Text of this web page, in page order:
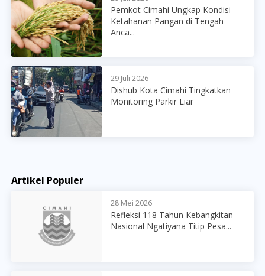
Pemkot Cimahi Ungkap Kondisi
Ketahanan Pangan di Tengah
Anca...
29 Juli 2026
Dishub Kota Cimahi Tingkatkan
Monitoring Parkir Liar
Artikel Populer
28 Mei 2026
Refleksi 118 Tahun Kebangkitan
Nasional Ngatiyana Titip Pesa...